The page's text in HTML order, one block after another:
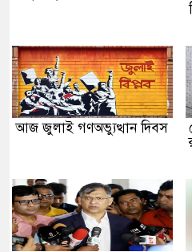
আজ জুলাই গণঅভ্যুত্থান দিবস